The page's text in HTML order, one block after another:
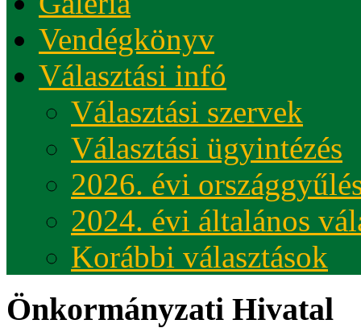
Vendégkönyv
Választási infó
Választási szervek
Választási ügyintézés
2026. évi
2024. évi általános
Korábbi választások
Önkormányzati Hivatal